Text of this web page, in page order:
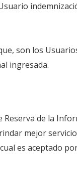
son los
ingresada.
de la
mejor
es aceptado